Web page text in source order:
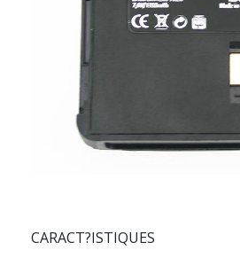
CARACT?ISTIQUES